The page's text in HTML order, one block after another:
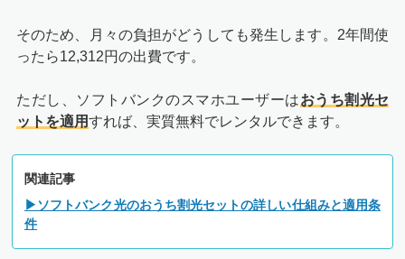
そのため、月々の負担がどうしても発生します。2年間使
ったら12,312円の出費です。
ただし、ソフトバンクのスマホユーザーはおうち割光セ
ットを適用すれば、実質無料でレンタルできます。
関連記事
▶ソフトバンク光のおうち割光セットの詳しい仕組みと適用条
件